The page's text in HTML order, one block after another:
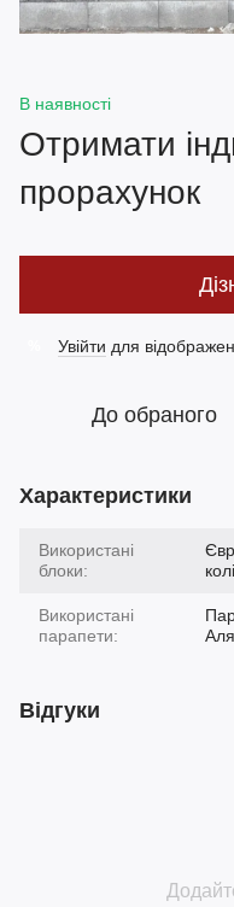
В наявності
Отримати
прорахунок
Увійти для
До обраного
Характеристики
Використані
блоки:
Використані
парапети:
Відгуки